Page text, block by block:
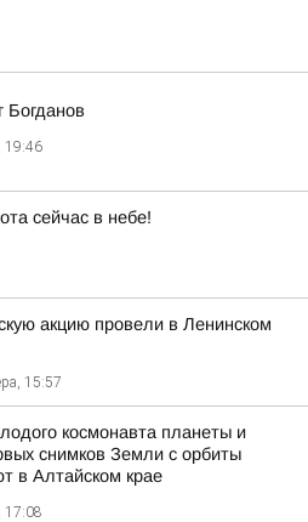
Богданов
19:46
сейчас в небе!
акцию провели в Ленинском
15:57
космонавта планеты и
снимков Земли с орбиты
в Алтайском крае
17:08